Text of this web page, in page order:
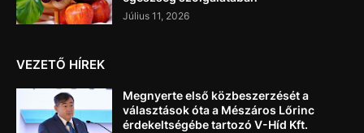
Július 11, 2026
VEZETŐ HÍREK
Megnyerte első közbeszerzését a
választások óta a Mészáros Lőrinc
érdekeltségébe tartozó V-Híd Kft.